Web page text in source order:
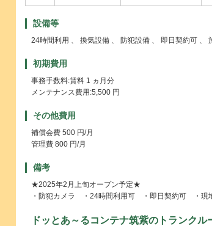
設備等
24時間利用 、 換気設備 、 防犯設備 、 即日契約可 、
初期費用
事務手数料:賃料 1 ヵ月分
メンテナンス費用:5,500 円
その他費用
補償会費 500 円/月
管理費 800 円/月
備考
★2025年2月上旬オープン予定★
・防犯カメラ ・24時間利用可 ・即日契約可 ・現
ドッとあ～るコンテナ筑紫のトランクル